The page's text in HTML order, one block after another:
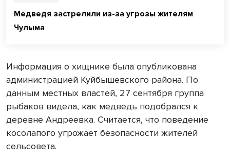
Медведя застрелили из-за угрозы жителям
Чулыма
Информация о хищнике была опубликована
администрацией Куйбышевского района. По
данным местных властей, 27 сентября группа
рыбаков видела, как медведь подобрался к
деревне Андреевка. Считается, что поведение
косолапого угрожает безопасности жителей
сельсовета.